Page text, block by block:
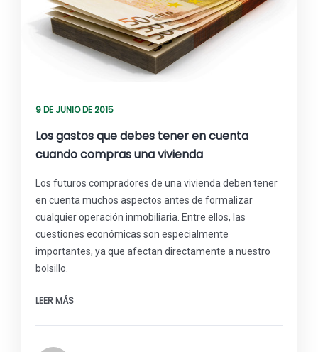
9 DE JUNIO DE 2015
Los gastos que debes tener en cuenta
cuando compras una vivienda
Los futuros compradores de una vivienda deben tener
en cuenta muchos aspectos antes de formalizar
cualquier operación inmobiliaria. Entre ellos, las
cuestiones económicas son especialmente
importantes, ya que afectan directamente a nuestro
bolsillo.
LEER MÁS